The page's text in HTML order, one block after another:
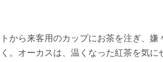
から来客用のカップにお茶を注ぎ、嫌
。オーカスは、温くなった紅茶を気に